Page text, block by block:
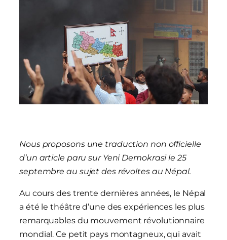
Nous proposons une traduction non officielle
d’un article paru sur Yeni Demokrasi le 25
septembre au sujet des révoltes au Népal.
Au cours des trente dernières années, le Népal
a été le théâtre d’une des expériences les plus
remarquables du mouvement révolutionnaire
mondial. Ce petit pays montagneux, qui avait